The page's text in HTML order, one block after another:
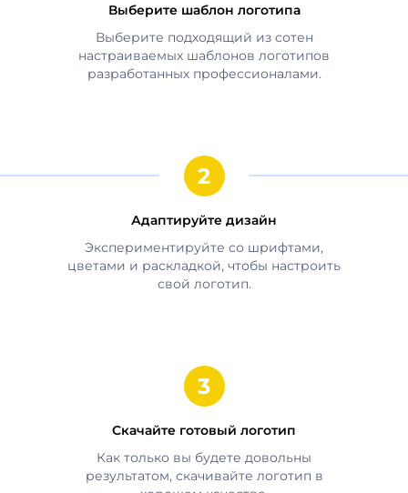
Выберите шаблон логотипа
Выберите подходящий из сотен
настраиваемых шаблонов логотипов
разработанных профессионалами.
Адаптируйте дизайн
Экспериментируйте со шрифтами,
цветами и раскладкой, чтобы настроить
свой логотип.
Скачайте готовый логотип
Как только вы будете довольны
результатом, скачивайте логотип в